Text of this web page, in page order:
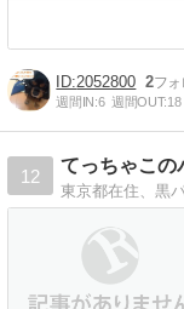
2052800 2
週間IN:6 週間OUT:18
12
てっちゃこの